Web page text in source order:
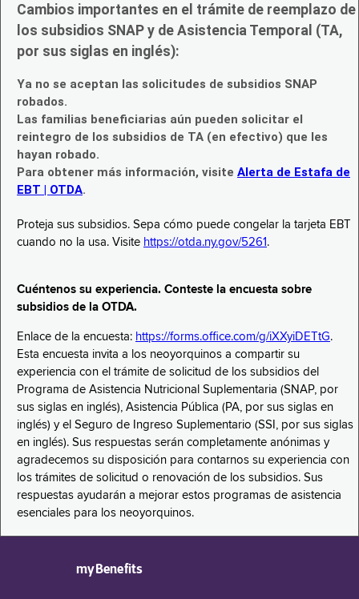
Cambios importantes en el trámite de reemplazo de
los subsidios SNAP y de Asistencia Temporal (TA,
por sus siglas en inglés):
Ya no se aceptan las solicitudes de subsidios SNAP
robados.
Las familias beneficiarias aún pueden solicitar el
reintegro de los subsidios de TA (en efectivo) que les
hayan robado.
Para obtener más información, visite Alerta de Estafa de
EBT | OTDA.
Proteja sus subsidios. Sepa cómo puede congelar la tarjeta EBT
cuando no la usa. Visite https://otda.ny.gov/5261 .
Cuéntenos su experiencia. Conteste la encuesta sobre
subsidios de la OTDA.
Enlace de la encuesta: https://forms.office.com/g/iXXyiDETtG.
Esta encuesta invita a los neoyorquinos a compartir su
experiencia con el trámite de solicitud de los subsidios del
Programa de Asistencia Nutricional Suplementaria (SNAP, por
sus siglas en inglés), Asistencia Pública (PA, por sus siglas en
inglés) y el Seguro de Ingreso Suplementario (SSI, por sus siglas
en inglés). Sus respuestas serán completamente anónimas y
agradecemos su disposición para contarnos su experiencia con
los trámites de solicitud o renovación de los subsidios. Sus
respuestas ayudarán a mejorar estos programas de asistencia
esenciales para los neoyorquinos.
myBenefits